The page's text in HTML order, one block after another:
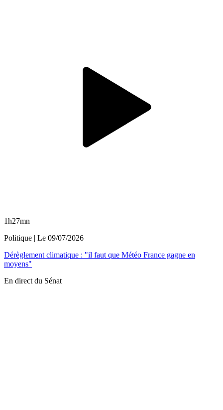
1h27mn
Politique | Le 09/07/2026
Dérèglement climatique : "il faut que Météo France gagne en
moyens"
En direct du Sénat